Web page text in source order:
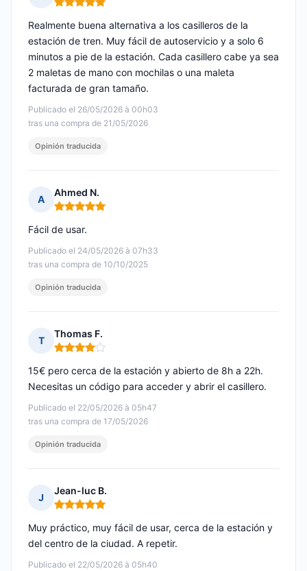
Nota: 5 de 5
Publicado el 26/05/2026 à 00h03
tras una compra de 21/05/2026
Realmente buena alternativa a los casilleros de la
estación de tren. Muy fácil de autoservicio y a solo 6
minutos a pie de la estación. Cada casillero cabe ya sea
2 maletas de mano con mochilas o una maleta
facturada de gran tamaño.
Opinión traducida
A
Ahmed N.
Nota: 5 de 5
Publicado el 24/05/2026 à 07h33
tras una compra de 10/10/2025
Fácil de usar.
Opinión traducida
T
Thomas F.
Nota: 4 de 5
Publicado el 22/05/2026 à 05h47
tras una compra de 17/05/2026
15€ pero cerca de la estación y abierto de 8h a 22h.
Necesitas un código para acceder y abrir el casillero.
Opinión traducida
J
Jean-luc B.
Nota: 5 de 5
Publicado el 22/05/2026 à 05h40
Muy práctico, muy fácil de usar, cerca de la estación y
del centro de la ciudad. A repetir.